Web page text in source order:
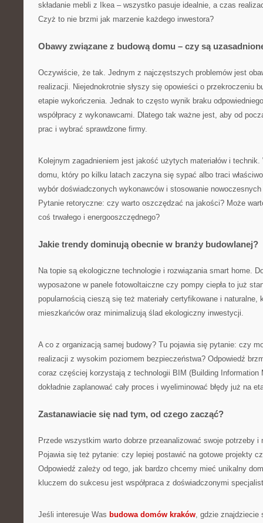
składanie mebli z Ikea – wszystko pasuje idealnie, a czas
Czyż to nie brzmi jak marzenie każdego inwestora?
Obawy związane z budową domu – czy są
Oczywiście, że tak. Jednym z najczęstszych problemów jest
realizacji. Niejednokrotnie słyszy się opowieści o przekroczeniu
etapie wykończenia. Jednak to często wynik braku
współpracy z wykonawcami. Dlatego tak ważne jest, aby od
prac i wybrać sprawdzone firmy.
Kolejnym zagadnieniem jest jakość użytych materiałów i
domu, który po kilku latach zaczyna się sypać albo traci
wybór doświadczonych wykonawców i stosowanie
Pytanie retoryczne: czy warto oszczędzać na jakości? Może
coś trwałego i energooszczędnego?
Jakie trendy dominują obecnie w branży budowlanej?
Na topie są ekologiczne technologie i rozwiązania smart home.
wyposażone w panele fotowoltaiczne czy pompy ciepła to już
popularnością cieszą się też materiały certyfikowane i naturalne,
mieszkańców oraz minimalizują ślad ekologiczny inwestycji.
A co z organizacją samej budowy? Tu pojawia się pytanie: czy
realizacji z wysokim poziomem bezpieczeństwa? Odpowiedź
coraz częściej korzystają z technologii BIM (Building Information
dokładnie zaplanować cały proces i wyeliminować błędy już na
Zastanawiacie się nad tym, od czego zacząć?
Przede wszystkim warto dobrze przeanalizować swoje potrzeby i
Pojawia się też pytanie: czy lepiej postawić na gotowe projekty
Odpowiedź zależy od tego, jak bardzo chcemy mieć unikalny
kluczem do sukcesu jest współpraca z doświadczonymi
Jeśli interesuje Was budowa domów kraków, gdzie znajdziecie